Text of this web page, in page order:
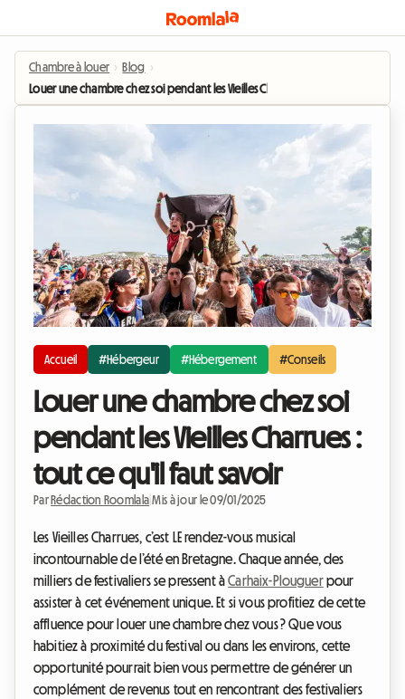
Chambre à louer › Blog ›
Louer une chambre chez soi pendant les Vieilles Charrues : tout ce qu'il faut
Accueil #Hébergeur #Hébergement #Conseils
Louer une chambre chez soi
pendant les Vieilles Charrues :
tout ce qu'il faut savoir
Par Rédaction Roomlala |Mis à jour le 09/01/2025
Les Vieilles Charrues, c’est LE rendez-vous musical
incontournable de l’été en Bretagne. Chaque année, des
milliers de festivaliers se pressent àCarhaix-Plouguerpour
assister à cet événement unique. Et si vous profitiez de cette
affluence pour louer une chambre chez vous ? Que vous
habitiez à proximité du festival ou dans les environs, cette
opportunité pourrait bien vous permettre de générer un
complément de revenus tout en rencontrant des festivaliers